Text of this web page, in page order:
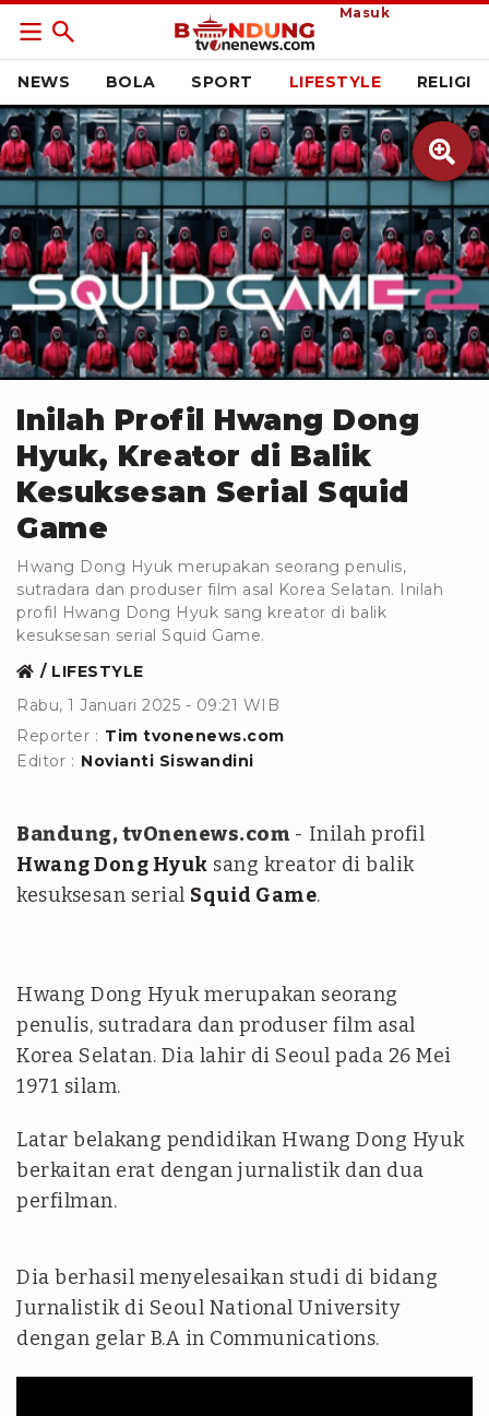
Masuk
NEWS BOLA SPORT LIFESTYLE RELIGI

Twitter Squid Game
Inilah Profil Hwang Dong
Hyuk, Kreator di Balik
Kesuksesan Serial Squid
Game
Hwang Dong Hyuk merupakan seorang penulis,
sutradara dan produser film asal Korea Selatan. Inilah
profil Hwang Dong Hyuk sang kreator di balik
kesuksesan serial Squid Game.
LIFESTYLE
Rabu, 1 Januari 2025 - 09:21 WIB
Reporter : Tim tvonenews.com
Editor : Novianti Siswandini
Bandung, tvOnenews.com - Inilah profil
Hwang Dong Hyuk sang kreator di balik
kesuksesan serial Squid Game.
Hwang Dong Hyuk merupakan seorang
penulis, sutradara dan produser film asal
Korea Selatan. Dia lahir di Seoul pada 26 Mei
1971 silam.
Latar belakang pendidikan Hwang Dong Hyuk
berkaitan erat dengan jurnalistik dan dua
perfilman.
Dia berhasil menyelesaikan studi di bidang
Jurnalistik di Seoul National University
dengan gelar B.A in Communications.